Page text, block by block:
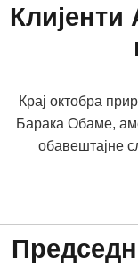
Крај октобра
Барака Обаме,
обавештајне